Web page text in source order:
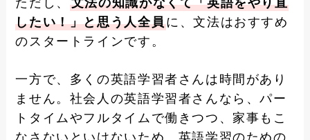
ただし、 文法の知識がなくて「英語をやり直
したい！」と思う人全員に、文法はおすすめ
のスタートラインです。
一方で、多くの英語学習者さんは時間があり
ません。社会人の英語学習者さんなら、パー
トタイムやフルタイムで働きつつ、家事もこ